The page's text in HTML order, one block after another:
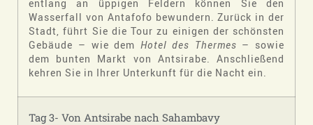
entlang an üppigen Feldern können Sie den
Wasserfall von Antafofo bewundern. Zurück in der
Stadt, führt Sie die Tour zu einigen der schönsten
Gebäude – wie dem Hotel des Thermes – sowie
dem bunten Markt von Antsirabe. Anschließend
kehren Sie in Ihrer Unterkunft für die Nacht ein.
Tag 3- Von Antsirabe nach Sahambavy